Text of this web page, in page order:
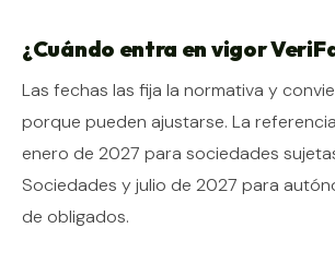
¿Cuándo entra en vigor
Las fechas las fija la normativa y
porque pueden ajustarse. La
enero de 2027 para sociedades
Sociedades y julio de 2027 para
de obligados.